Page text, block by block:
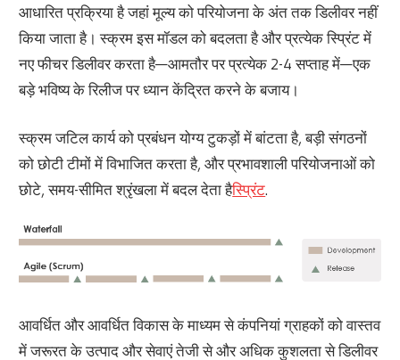
आधारित प्रक्रिया है जहां मूल्य को परियोजना के अंत तक डिलीवर नहीं
किया जाता है। स्क्रम इस मॉडल को बदलता है और प्रत्येक स्प्रिंट में
नए फीचर डिलीवर करता है—आमतौर पर प्रत्येक 2-4 सप्ताह में—एक
बड़े भविष्य के रिलीज पर ध्यान केंद्रित करने के बजाय।
स्क्रम जटिल कार्य को प्रबंधन योग्य टुकड़ों में बांटता है, बड़ी संगठनों
को छोटी टीमों में विभाजित करता है, और प्रभावशाली परियोजनाओं को
छोटे, समय-सीमित श्रृंखला में बदल देता हैस्प्रिंट.
आवर्धित और आवर्धित विकास के माध्यम से कंपनियां ग्राहकों को वास्तव
में जरूरत के उत्पाद और सेवाएं तेजी से और अधिक कुशलता से डिलीवर